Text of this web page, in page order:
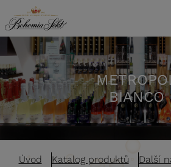
Přeskočit na obsah
BIANCO
Úvod Katalog produktů Další